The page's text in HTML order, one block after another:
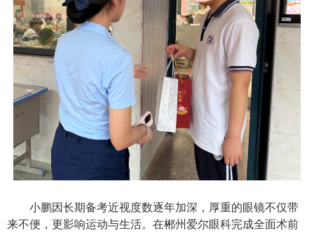
小鹏因长期备考近视度数逐年加深，厚重的眼镜不仅带
来不便，更影响运动与生活。在郴州爱尔眼科完成全面术前